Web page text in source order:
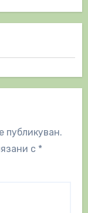
публикуван.
с *